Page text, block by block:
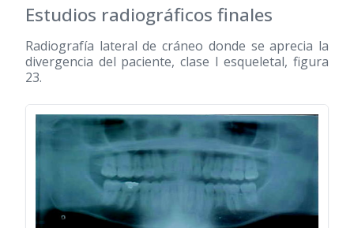
Estudios radiográficos finales
Radiografía lateral de cráneo donde se aprecia la
divergencia del paciente, clase I esqueletal, figura
23.